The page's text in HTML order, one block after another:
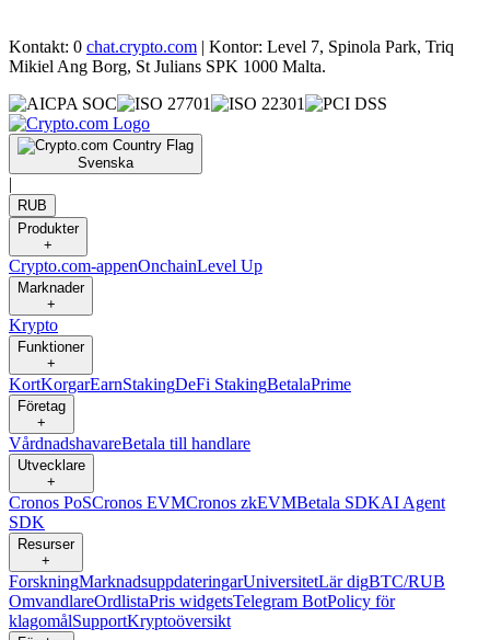
Kontakt: 0 chat.crypto.com | Kontor: Level 7, Spinola Park, Triq
Mikiel Ang Borg, St Julians SPK 1000 Malta.
Svenska
|
RUB
Produkter
+
Crypto.com-appenOnchainLevel Up
Marknader
+
Krypto
Funktioner
+
KortKorgarEarnStakingDeFi StakingBetalaPrime
Företag
+
VårdnadshavareBetala till handlare
Utvecklare
+
Cronos PoSCronos EVMCronos zkEVMBetala SDKAI Agent
SDK
Resurser
+
ForskningMarknadsuppdateringarUniversitetLär digBTC/RUB
OmvandlareOrdlistaPris widgetsTelegram BotPolicy för
klagomålSupportKryptoöversikt